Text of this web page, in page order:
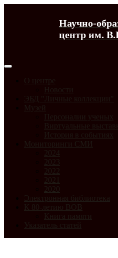
Научно-
центр им.
О центре
Новости
ЭБД "Личные коллекции"
Музей
Персоналии ученых
Виртуальные
История в событиях
Мониторинги СМИ
2024
2023
2022
2021
2020
Электронная библиотека
К 80-летию ВОВ
Книга памяти
Указатель статей